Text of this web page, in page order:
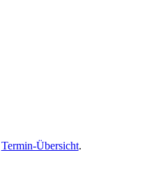
Termin-Übersicht.